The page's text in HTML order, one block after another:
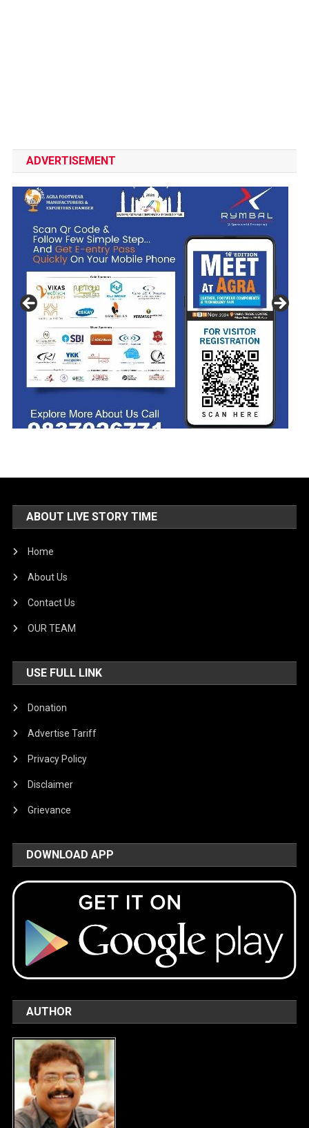
ADVERTISEMENT
ABOUT LIVE STORY TIME
Home
About Us
Contact Us
OUR TEAM
USE FULL LINK
Donation
Advertise Tariff
Privacy Policy
Disclaimer
Grievance
DOWNLOAD APP
AUTHOR